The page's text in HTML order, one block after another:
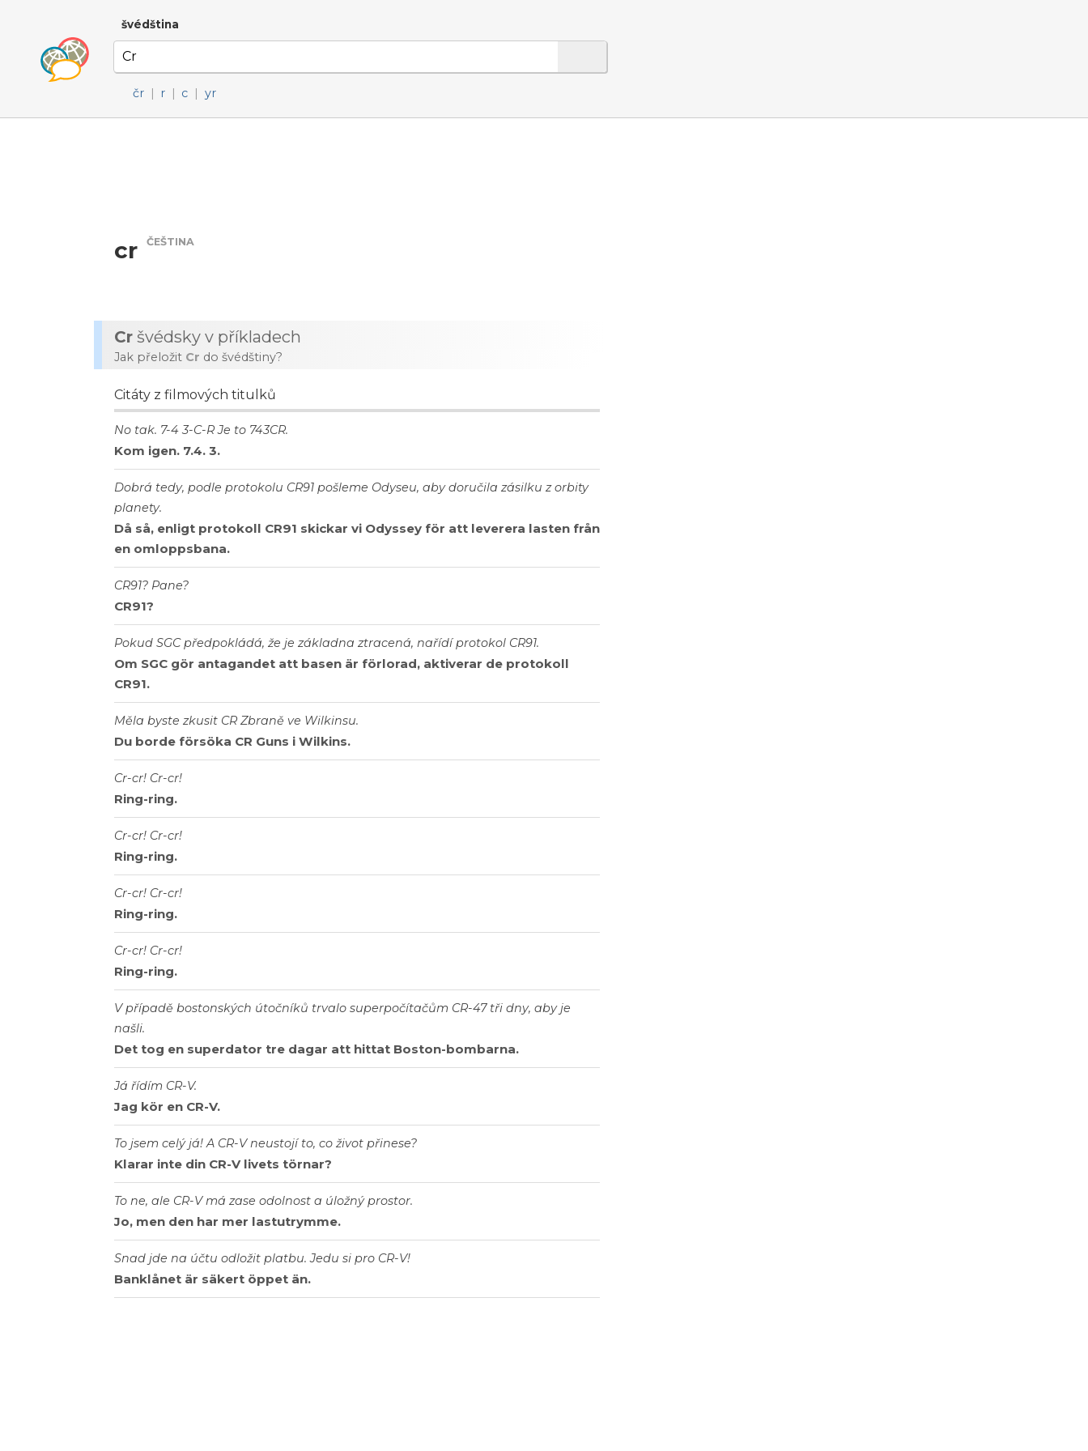
švédština
čr | r | c | yr
cr ČEŠTINA
Cr švédsky v příkladech
Jak přeložit Cr do švédštiny?
Citáty z filmových titulků
No tak. 7-4 3-C-R Je to 743CR.
Kom igen. 7.4. 3.
Dobrá tedy, podle protokolu CR91 pošleme Odyseu, aby doručila zásilku z orbity
planety.
Då så, enligt protokoll CR91 skickar vi Odyssey för att leverera lasten från
en omloppsbana.
CR91? Pane?
CR91?
Pokud SGC předpokládá, že je základna ztracená, nařídí protokol CR91.
Om SGC gör antagandet att basen är förlorad, aktiverar de protokoll
CR91.
Měla byste zkusit CR Zbraně ve Wilkinsu.
Du borde försöka CR Guns i Wilkins.
Cr-cr! Cr-cr!
Ring-ring.
Cr-cr! Cr-cr!
Ring-ring.
Cr-cr! Cr-cr!
Ring-ring.
Cr-cr! Cr-cr!
Ring-ring.
V případě bostonských útočníků trvalo superpočítačům CR-47 tři dny, aby je
našli.
Det tog en superdator tre dagar att hittat Boston-bombarna.
Já řídím CR-V.
Jag kör en CR-V.
To jsem celý já! A CR-V neustojí to, co život přinese?
Klarar inte din CR-V livets törnar?
To ne, ale CR-V má zase odolnost a úložný prostor.
Jo, men den har mer lastutrymme.
Snad jde na účtu odložit platbu. Jedu si pro CR-V!
Banklånet är säkert öppet än.